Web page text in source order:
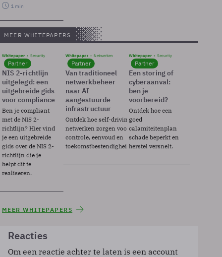
1 min
MEER WHITEPAPERS
Whitepaper Security
Partner
NIS 2-richtlijn
uitgelegd: een
uitgebreide gids
voor compliance
Ben je compliant
met de NIS 2-
richtlijn? Hier vind
je een uitgebreide
gids over de NIS 2-
richtlijn die je
helpt dit te
realiseren.
Whitepaper Netwerken
Partner
Van traditioneel
netwerkbeheer
naar AI
aangestuurde
infrastructuur
Ontdek hoe self-driving
netwerken zorgen voor
controle, eenvoud en
toekomstbestendigheid.
Whitepaper Security
Partner
Een storing of
cyberaanval:
ben je
voorbereid?
Ontdek hoe een
goed
calamiteitenplan
schade beperkt en
herstel versnelt.
MEER WHITEPAPERS
Reacties
Om een reactie achter te laten is een account